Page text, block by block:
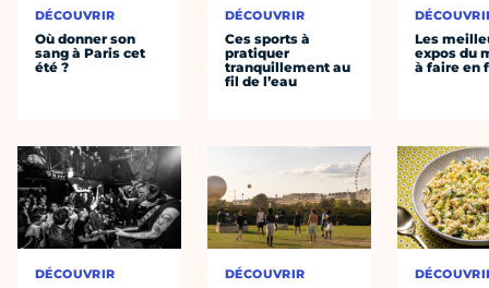
DÉCOUVRIR
Où donner son
sang à Paris cet
été ?
DÉCOUVRIR
DÉCOUVRIR
Ces sports à
pratiquer
tranquillement au
fil de l’eau
DÉCOUVRIR
Les
expos du
à faire en